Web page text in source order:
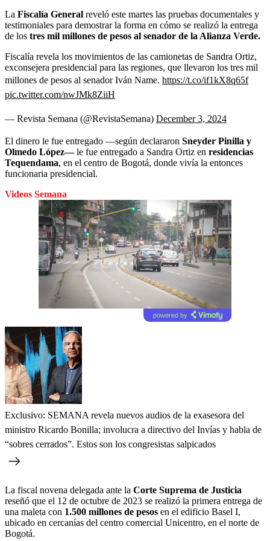
La Fiscalía General reveló este martes las pruebas documentales y
testimoniales para demostrar la forma en cómo se realizó la entrega
de los tres mil millones de pesos al senador de la Alianza Verde.
Fiscalía revela los movimientos de las camionetas de Sandra Ortiz,
exconsejera presidencial para las regiones, que llevaron los tres mil
millones de pesos al senador Iván Name. https://t.co/if1kX8q65f
pic.twitter.com/nwJMk8ZiiH
— Revista Semana (@RevistaSemana) December 3, 2024
El dinero le fue entregado —según declararon Sneyder Pinilla y
Olmedo López—le fue entregado a Sandra Ortiz en residencias
Tequendama, en el centro de Bogotá, donde vivía la entonces
funcionaria presidencial.
Videos Semana
powered by
Exclusivo: SEMANA revela nuevos audios de la exasesora del
ministro Ricardo Bonilla; involucra a directivo del Invías y habla de
“sobres cerrados”. Estos son los congresistas salpicados
La fiscal novena delegada ante la Corte Suprema de Justicia
reseñó que el 12 de octubre de 2023 se realizó la primera entrega de
una maleta con 1.500 millones de pesos en el edificio Basel I,
ubicado en cercanías del centro comercial Unicentro, en el norte de
Bogotá.